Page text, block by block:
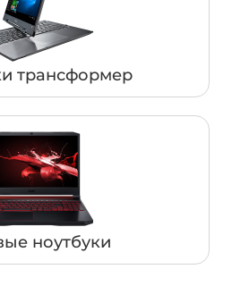
трансформер
ноутбуки